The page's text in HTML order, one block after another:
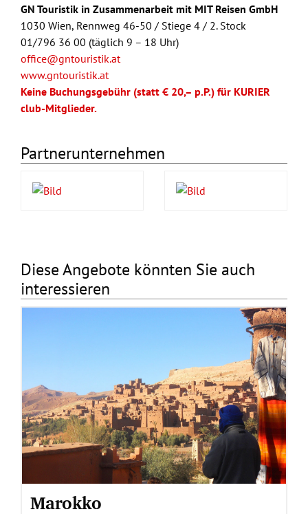
GN Touristik in Zusammenarbeit mit MIT Reisen GmbH
1030 Wien, Rennweg 46-50 / Stiege 4 / 2. Stock
01/796 36 00 (täglich 9 – 18 Uhr)
office@gntouristik.at
www.gntouristik.at
Keine Buchungsgebühr (statt € 20,– p.P.) für KURIER
club-Mitglieder.
Partnerunternehmen
Diese Angebote könnten Sie auch
interessieren
Marokko